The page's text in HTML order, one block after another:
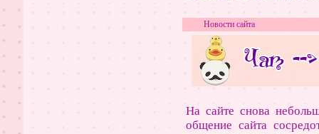
Новости сайта
На сайте снова
общение сайта